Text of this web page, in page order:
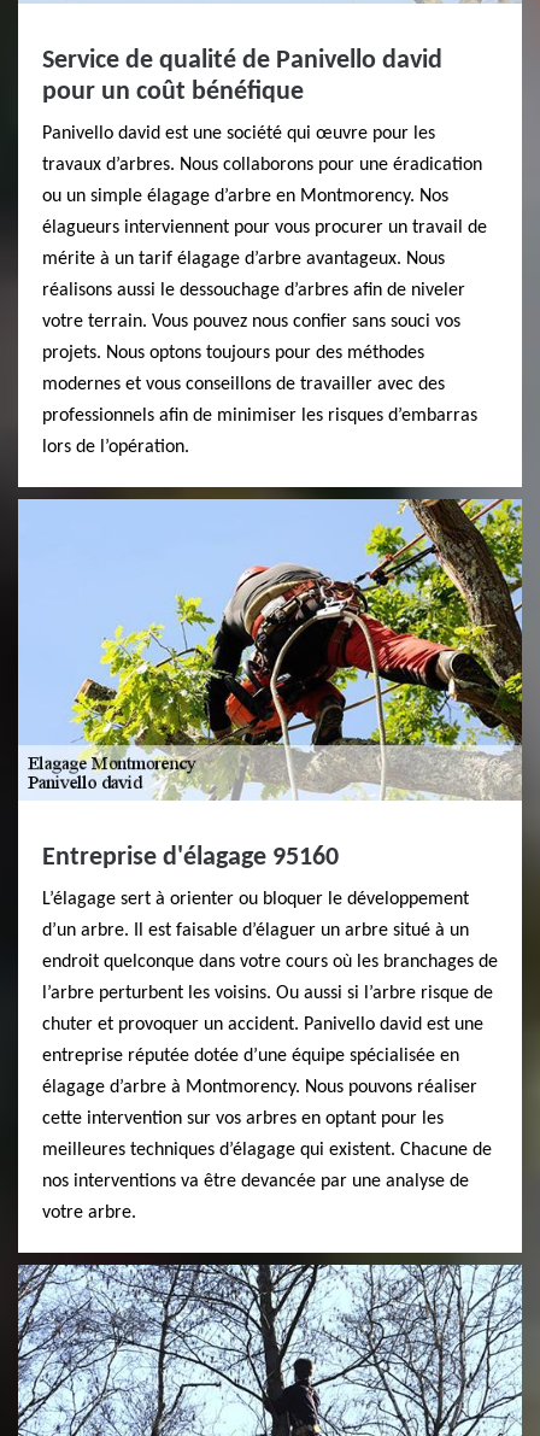
Service de qualité de Panivello david
pour un coût bénéfique
Panivello david est une société qui œuvre pour les
travaux d’arbres. Nous collaborons pour une éradication
ou un simple élagage d’arbre en Montmorency. Nos
élagueurs interviennent pour vous procurer un travail de
mérite à un tarif élagage d’arbre avantageux. Nous
réalisons aussi le dessouchage d’arbres afin de niveler
votre terrain. Vous pouvez nous confier sans souci vos
projets. Nous optons toujours pour des méthodes
modernes et vous conseillons de travailler avec des
professionnels afin de minimiser les risques d’embarras
lors de l’opération.
Entreprise d'élagage 95160
L’élagage sert à orienter ou bloquer le développement
d’un arbre. Il est faisable d’élaguer un arbre situé à un
endroit quelconque dans votre cours où les branchages de
l’arbre perturbent les voisins. Ou aussi si l’arbre risque de
chuter et provoquer un accident. Panivello david est une
entreprise réputée dotée d’une équipe spécialisée en
élagage d’arbre à Montmorency. Nous pouvons réaliser
cette intervention sur vos arbres en optant pour les
meilleures techniques d’élagage qui existent. Chacune de
nos interventions va être devancée par une analyse de
votre arbre.